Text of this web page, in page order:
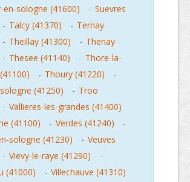
en-sologne (41600)
- Suevres
- Talcy (41370) - Ternay
- Theillay (41300) - Thenay
- Thesee (41140) - Thore-la-
- Thoury (41220)
-
(41250)
- Troo
- Vallieres-les-grandes (41400)
(41100) - Verdes (41240)
-
sologne (41230)
- Veuves
- Vievy-le-raye (41290)
-
(41000)
- Villechauve (41310)